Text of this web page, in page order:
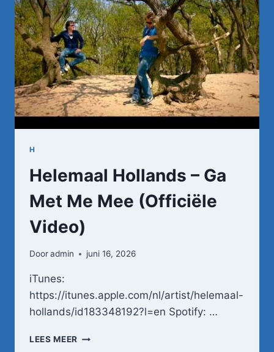
VIDEOCLIP)
H
Helemaal Hollands – Ga
Met Me Mee (Officiële
Video)
Dooradmin juni 16, 2026
iTunes:
https://itunes.apple.com/nl/artist/helemaal-
hollands/id183348192?l=en Spotify: …
LEES MEER HELEMAAL